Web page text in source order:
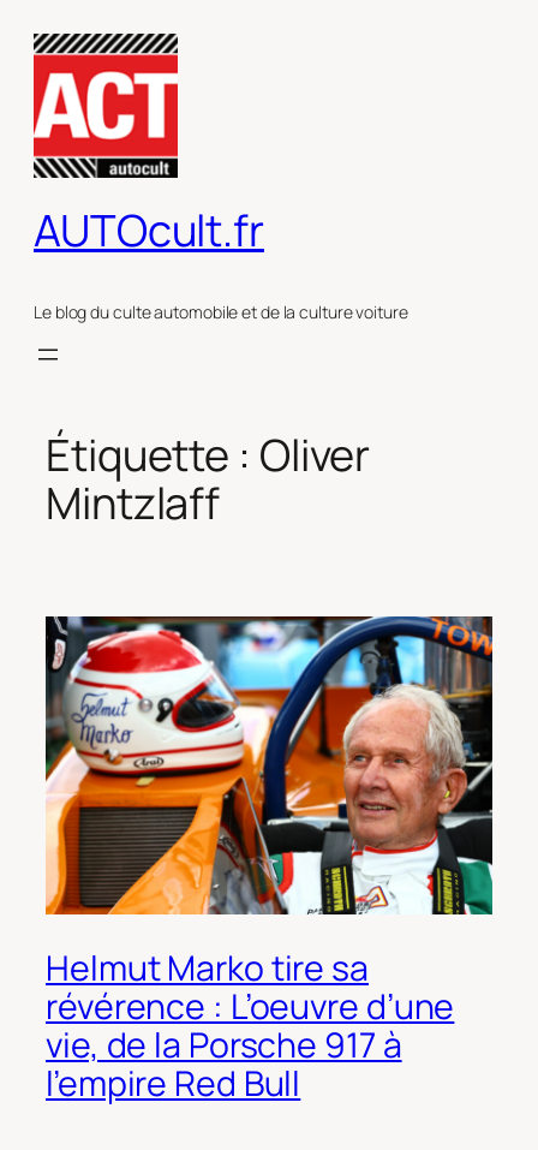
contenu
AUTOcult.fr
Le blog du culte automobile et de la culture voiture
Étiquette : Oliver
Mintzlaff
Helmut Marko tire sa
révérence : L’oeuvre d’une
vie, de la Porsche 917 à
l’empire Red Bull